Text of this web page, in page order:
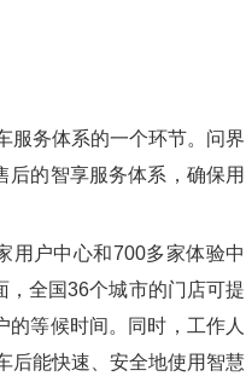
务体系的一个环节。问界
后的智享服务体系，确保用
户中心和700多家体验中
，全国36个城市的门店可提
的等候时间。同时，工作人
后能快速、安全地使用智慧